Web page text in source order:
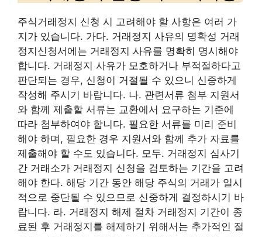
주식거래정지 신청 시 고려해야 할 사항은 여러 가
지가 있습니다. 가다. 거래정지 사유의 명확성 거래
정지신청서에는 거래정지 사유를 명확히 명시해야
합니다. 거래정지 사유가 모호하거나 부적절하다고
판단되는 경우, 신청이 거절될 수 있으니 신중하게
작성해 주시기 바랍니다. 나. 관련서류 첨부 지원서
와 함께 제출할 서류는 교환에서 요구하는 기준에
따라 첨부하여야 합니다. 필요한 서류를 미리 준비
해야 하며, 필요한 경우 지원서와 함께 추가 자료를
제출해야 할 수도 있습니다. 모두. 거래정지 심사기
간 거래소가 거래정지 신청을 검토하는 기간을 고려
해야 한다. 해당 기간 동안 해당 주식의 거래가 일시
적으로 중단될 수 있으므로 신중하게 결정하시기 바
랍니다. 라. 거래정지 해제 절차 거래정지 기간이 종
료된 후 거래정지를 해제하기 위해서는 추가적인 절